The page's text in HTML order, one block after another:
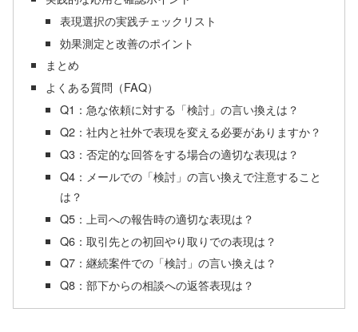
表現選択の実践チェックリスト
効果測定と改善のポイント
まとめ
よくある質問（FAQ）
Q1：急な依頼に対する「検討」の言い換えは？
Q2：社内と社外で表現を変える必要がありますか？
Q3：否定的な回答をする場合の適切な表現は？
Q4：メールでの「検討」の言い換えで注意すること
は？
Q5：上司への報告時の適切な表現は？
Q6：取引先との初回やり取りでの表現は？
Q7：継続案件での「検討」の言い換えは？
Q8：部下からの相談への返答表現は？